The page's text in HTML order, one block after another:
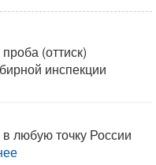
(оттиск)
инспекции
любую точку России